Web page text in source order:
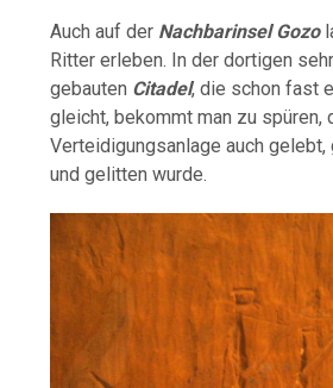
Auch auf der Nachbarinsel Gozo
Ritter erleben. In der dortigen
gebauten Citadel, die schon fast
gleicht, bekommt man zu spüren,
Verteidigungsanlage auch
und gelitten wurde.